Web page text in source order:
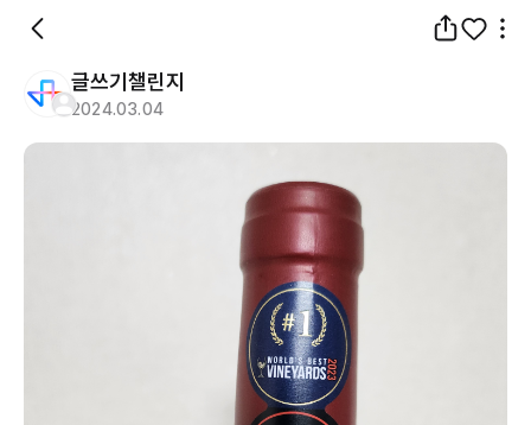
글쓰기챌린지
2024.03.04